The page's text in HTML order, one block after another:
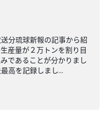
分琉球新報の記事から紹
産量が２万トンを割り目
であることが分かりまし
高を記録しまし...